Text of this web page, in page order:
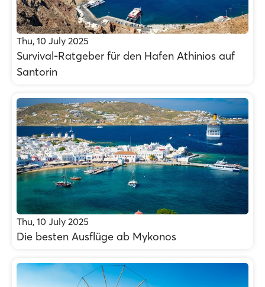
Thu, 10 July 2025
Survival-Ratgeber für den Hafen Athinios auf
Santorin
Thu, 10 July 2025
Die besten Ausflüge ab Mykonos